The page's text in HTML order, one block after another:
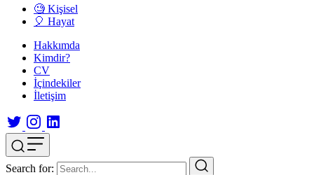
🧐 Kişisel
🎈 Hayat
Hakkımda
Kimdir?
CV
İçindekiler
İletişim
Search for: